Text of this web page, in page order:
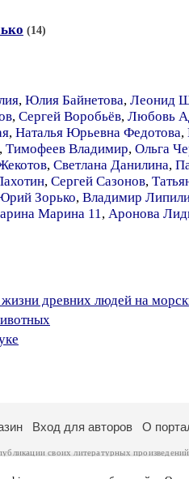
(14)
, Юлия Байнетова, Леонид
, Сергей Воробьёв, Любовь
, Наталья Юрьевна Федотова,
, Тимофеев Владимир, Ольга
, Светлана Данилина,
, Сергей Сазонов,
Зорько, Владимир
Марина 11, Аронова
древних людей на
Вход для авторов О
своих литературных
. Перепечатка произведений возможна
на основании